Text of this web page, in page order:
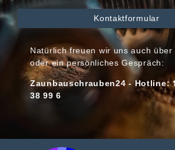
Kontaktformular
Natürlich freuen wir uns auch
oder ein persönliches Gespräch:
Zaunbauschrauben24 - Hotline:
38 99 6